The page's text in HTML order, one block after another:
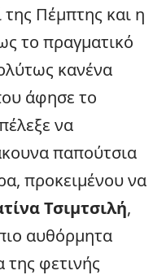
Πέμπτης και η
το πραγματικό
κανένα
άφησε το
να
παπούτσια
προκειμένου να
Τσιμτσιλή,
αυθόρμητα
της φετινής